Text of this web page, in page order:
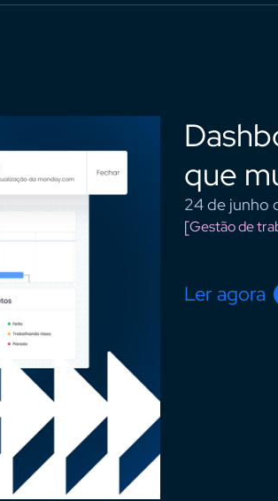
que
24 de junho
Gestão de
Ler agora